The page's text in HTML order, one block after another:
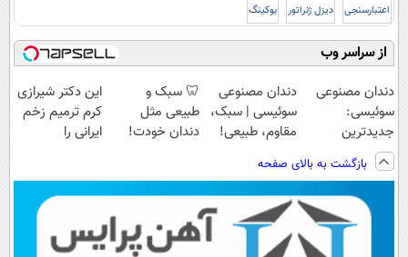
اعتبارسنجی دیزل ژنراتور بوکینگ
از سراسر وب
دندان مصنوعی
سوئیسی:
جدیدترین
فناوری اروپا،
سبک و مقاوم |
پرداخت قسطی
دندان مصنوعی
سوئیسی | سبک،
مقاوم، طبیعی!
رایگان+پرداخت
اقساطی😍
🦷 سبک و
طبیعی مثل
دندان خودت!
💳 📍 تهران
این دکتر شیرازی
کرم ترمیم زخم
ایرانی را
بازگشت به بالای صفحه